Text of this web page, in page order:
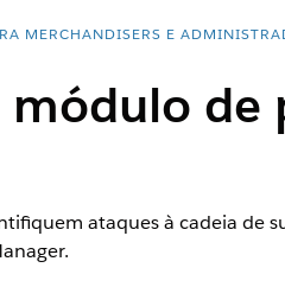
MERCHANDISERS E
de
ataques à cadeia de